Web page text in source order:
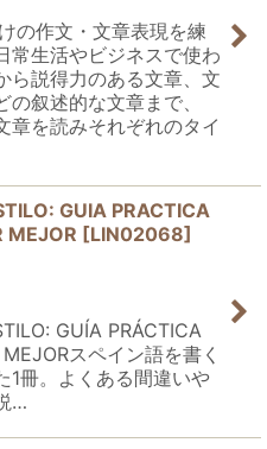
の作文・文章表現を練
常生活やビジネスで使わ
ら説得力のある文章、文
叙述的な文章まで、
章を読みそれぞれのタイ
GUIA PRACTICA
MEJOR [LIN02068]
GUÍA PRÁCTICA
スペイン語を書く
1冊。よくある間違いや
…